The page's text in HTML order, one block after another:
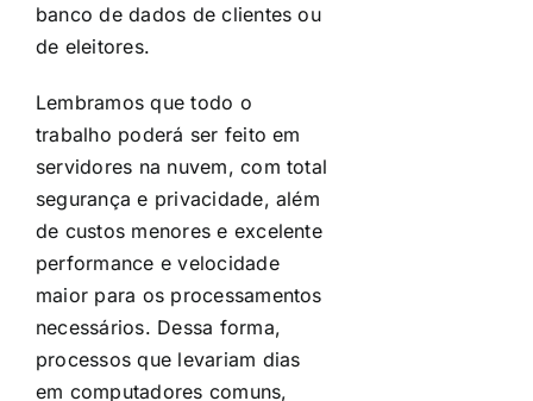
banco de dados de clientes ou
de eleitores.
Lembramos que todo o
trabalho poderá ser feito em
servidores na nuvem, com total
segurança e privacidade, além
de custos menores e excelente
performance e velocidade
maior para os processamentos
necessários. Dessa forma,
processos que levariam dias
em computadores comuns,